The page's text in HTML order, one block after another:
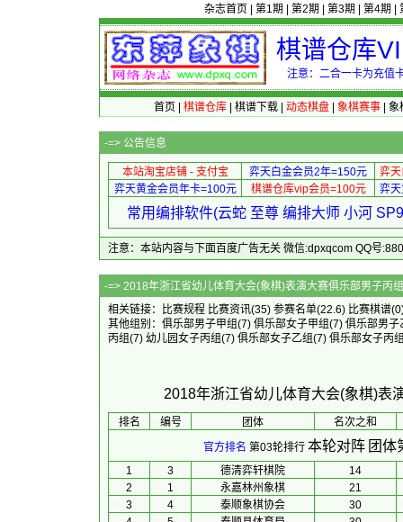
杂志首页 第1期 第2期 第3期 第4期
棋谱仓库
注意：二合一卡为充值
首页 棋谱仓库| 棋谱下载| 动态棋盘| 象棋赛事| 象
-=> 公告信息
本站淘宝店铺 - 支付宝 弈天白金会员2年=150元
弈
弈天黄金会员年卡=100元
棋谱仓库vip会员=100元 弈
常用编排软件(云蛇 至尊 编排大师 小河
注意：本站内容与下面百度广告无关 微信:dpxqcom QQ号
-=> 2018年浙江省幼儿体育大会(象棋)表演
相关链接：
比赛规程 比赛资讯(35) 参赛名单(22.6) 比赛棋谱
其他组别： 俱乐部男子甲组(7) 俱乐部女子甲组(7) 俱乐部男子
丙组(7) 幼儿园女子丙组(7) 俱乐部女子乙组(7) 俱乐部女子丙
2018年浙江省幼儿体育大会(象棋)表
排名 编号 团体
名次之和
官方排名 第03轮排行 本轮对阵 团体
1 3 德清弈轩棋院
14
2
1 永嘉林州象棋
21
3
4 泰顺象棋协会
30